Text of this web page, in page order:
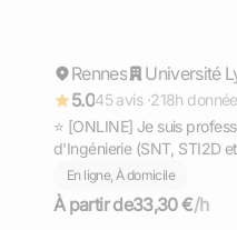
Répond rapidement
Rennes
Université
5.045 avis ·218h
⭐ [ONLINE] Je suis
d'Ingénierie (SNT, STI2D
scientifiques (technologie,
mathématiques, physique
En ligne, À domicile
À partir de33,30 €/h